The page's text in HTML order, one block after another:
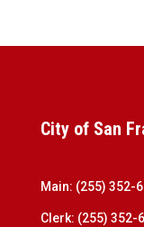
City of San
Main: (255) 352-
Clerk: (255) 352-